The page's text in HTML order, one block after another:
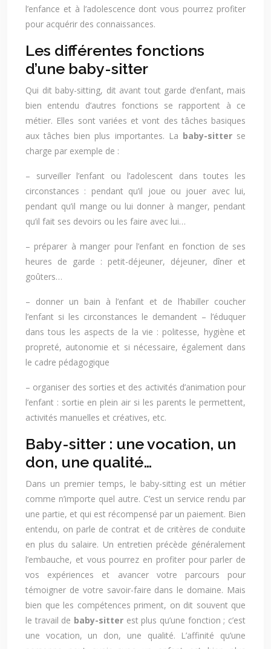
l’enfance et à l’adolescence dont vous pourrez profiter
pour acquérir des connaissances.
Les différentes fonctions
d’une baby-sitter
Qui dit baby-sitting, dit avant tout garde d’enfant, mais
bien entendu d’autres fonctions se rapportent à ce
métier. Elles sont variées et vont des tâches basiques
aux tâches bien plus importantes. La baby-sitterse
charge par exemple de :
– surveiller l’enfant ou l’adolescent dans toutes les
circonstances : pendant qu’il joue ou jouer avec lui,
pendant qu’il mange ou lui donner à manger, pendant
qu’il fait ses devoirs ou les faire avec lui…
– préparer à manger pour l’enfant en fonction de ses
heures de garde : petit-déjeuner, déjeuner, dîner et
goûters…
– donner un bain à l’enfant et de l’habiller coucher
l’enfant si les circonstances le demandent – l’éduquer
dans tous les aspects de la vie : politesse, hygiène et
propreté, autonomie et si nécessaire, également dans
le cadre pédagogique
– organiser des sorties et des activités d’animation pour
l’enfant : sortie en plein air si les parents le permettent,
activités manuelles et créatives, etc.
Baby-sitter : une vocation, un
don, une qualité…
Dans un premier temps, le baby-sitting est un métier
comme n’importe quel autre. C’est un service rendu par
une partie, et qui est récompensé par un paiement. Bien
entendu, on parle de contrat et de critères de conduite
en plus du salaire. Un entretien précède généralement
l’embauche, et vous pourrez en profiter pour parler de
vos expériences et avancer votre parcours pour
témoigner de votre savoir-faire dans le domaine. Mais
bien que les compétences priment, on dit souvent que
le travail de baby-sitter est plus qu’une fonction ; c’est
une vocation, un don, une qualité. L’affinité qu’une